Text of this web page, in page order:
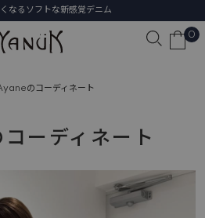
なるソフトな新感覚デニム
0
のコーディネート
ーディネート